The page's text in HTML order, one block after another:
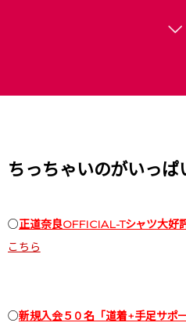
ちっちゃいのがいっぱ
○正道奈良OFFICIAL-Tシャツ大好
こちら
○新規入会５０名「道着+手足サポ